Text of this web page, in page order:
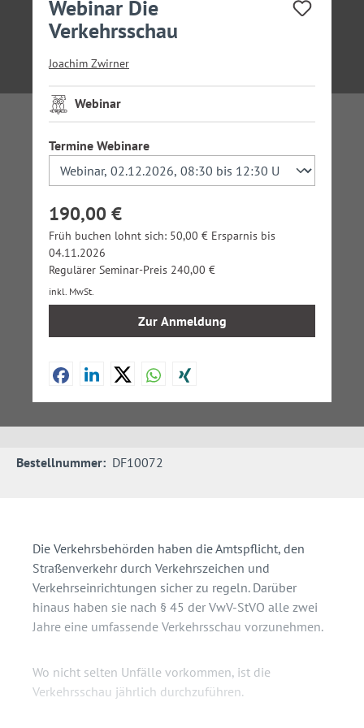
Webinar Die
Verkehrsschau
Joachim Zwirner
Webinar
Termine Webinareauswählen
190,00 €
Früh buchen lohnt sich: 50,00 € Ersparnis bis
04.11.2026
Regulärer Seminar-Preis 240,00 €
inkl. MwSt.
Zur Anmeldung
Bestellnummer: DF10072
Die Verkehrsbehörden haben die Amtspflicht, den
Straßenverkehr durch Verkehrszeichen und
Verkehrseinrichtungen sicher zu regeln. Darüber
hinaus haben sie nach § 45 der VwV-StVO alle zwei
Jahre eine umfassende Verkehrsschau vorzunehmen.
Wo nicht selten Unfälle vorkommen, ist die
Verkehrsschau jährlich durchzuführen.